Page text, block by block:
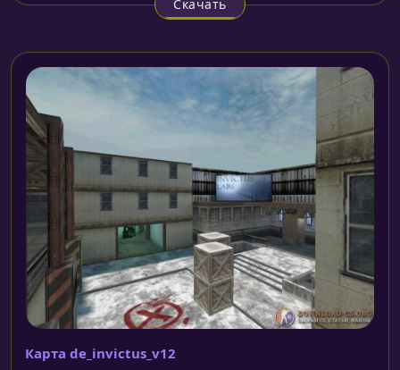
Скачать
Карта de_invictus_v12